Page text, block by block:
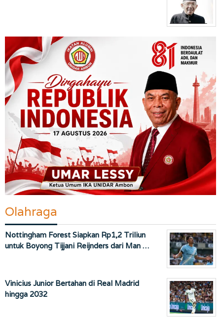
Olahraga
Nottingham Forest Siapkan Rp1,2 Triliun
untuk Boyong Tijjani Reijnders dari Man …
Vinicius Junior Bertahan di Real Madrid
hingga 2032